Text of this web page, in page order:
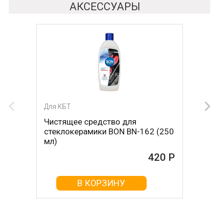
АКСЕССУАРЫ
Для КБТ
Чистящее средство для
стеклокерамики BON BN-162 (250
мл)
420 Р
В КОРЗИНУ
Для КБТ
Скребок для ухода за
стеклокерамикой BON BN-603
В КОРЗИНУ